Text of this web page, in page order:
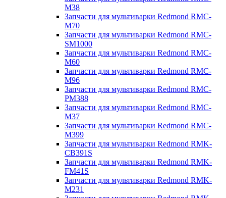
M38
Запчасти для мультиварки Redmond RMC-
M70
Запчасти для мультиварки Redmond RMC-
SM1000
Запчасти для мультиварки Redmond RMC-
M60
Запчасти для мультиварки Redmond RMC-
M96
Запчасти для мультиварки Redmond RMC-
PM388
Запчасти для мультиварки Redmond RMC-
M37
Запчасти для мультиварки Redmond RMC-
M399
Запчасти для мультиварки Redmond RMK-
CB391S
Запчасти для мультиварки Redmond RMK-
FM41S
Запчасти для мультиварки Redmond RMK-
M231